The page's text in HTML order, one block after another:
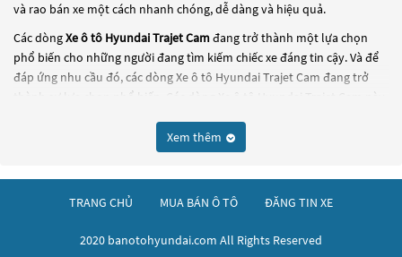
và rao bán xe một cách nhanh chóng, dễ dàng và hiệu quả.
Các dòngXe ô tô Hyundai Trajet Camđang trở thành một lựa chọn
phổ biến cho những người đang tìm kiếm chiếc xe đáng tin cậy. Và để
đáp ứng nhu cầu đó, các dòngXe ô tô Hyundai Trajet Cam đang trở
thành sự lựa chọn phổ biến. Các dòng
này
mới với thiết kế hiện đại và công nghệ tiên tiến. Các dòng
này đều được kiểm tra và bảo dưỡng kỹ lưỡng để
đảm bảo chất lượng và hiệu suất tốt nhất. Nếu bạn đang tìm kiếm
một chiếc xe, hãy khám phá các dòngXe ô tô Hyundai Trajet Cam
Banotohyundai.com.
Xem thêm
TRANG CHỦ MUA BÁN Ô TÔ ĐĂNG TIN XE
2020 banotohyundai.com All Rights Reserved